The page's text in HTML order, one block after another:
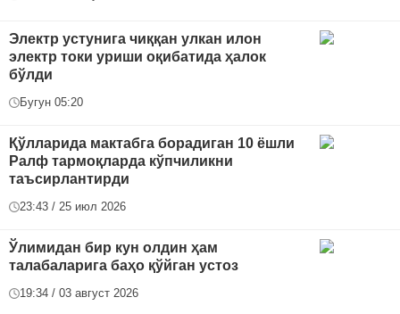
Электр устунига чиққан улкан илон
электр токи уриши оқибатида ҳалок
бўлди
Бугун 05:20
Қўлларида мактабга борадиган 10 ёшли
Ралф тармоқларда кўпчиликни
таъсирлантирди
23:43 / 25 июл 2026
Ўлимидан бир кун олдин ҳам
талабаларига баҳо қўйган устоз
19:34 / 03 август 2026